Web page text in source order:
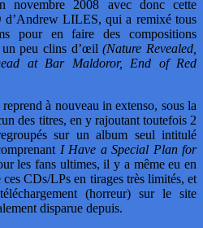
novembre 2008 avec donc cette
d’Andrew LILES, qui a remixé tous
pour en faire des compositions
un peu clins d’œil(Nature Revealed,
at Bar Maldoror, End of Red
à nouveau in extenso, sous la
des titres, en y rajoutant toutefois 2
sur un album seul intitulé
I Have a Special Plan for
les fans ultimes, il y a même eu en
CDs/LPs en tirages très limités, et
(horreur) sur le site
disparue depuis.